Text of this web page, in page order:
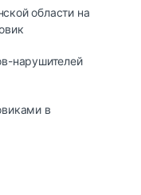
области на
нарушителей
в